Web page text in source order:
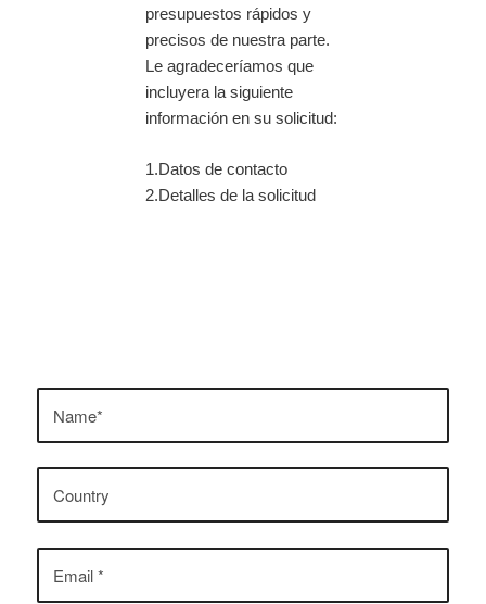
presupuestos rápidos y
precisos de nuestra parte.
Le agradeceríamos que
incluyera la siguiente
información en su solicitud:
1.Datos de contacto
2.Detalles de la solicitud